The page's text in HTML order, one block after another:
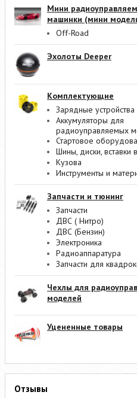
Мини
машинки (мини
Off-Road
Эхолоты Deeper
Комплектующие
Зарядные устройства
Аккумуляторы для
радиоуправляемых
Стартовое
Шины, диски, вставки
Кузова
Инструменты и
Запчасти и тюнинг
Запчасти
ДВС ( Нитро)
ДВС (Бензин)
Электроника
Радиоаппаратура
Запчасти для
Чехлы для
моделей
Уцененные товары
Отзывы